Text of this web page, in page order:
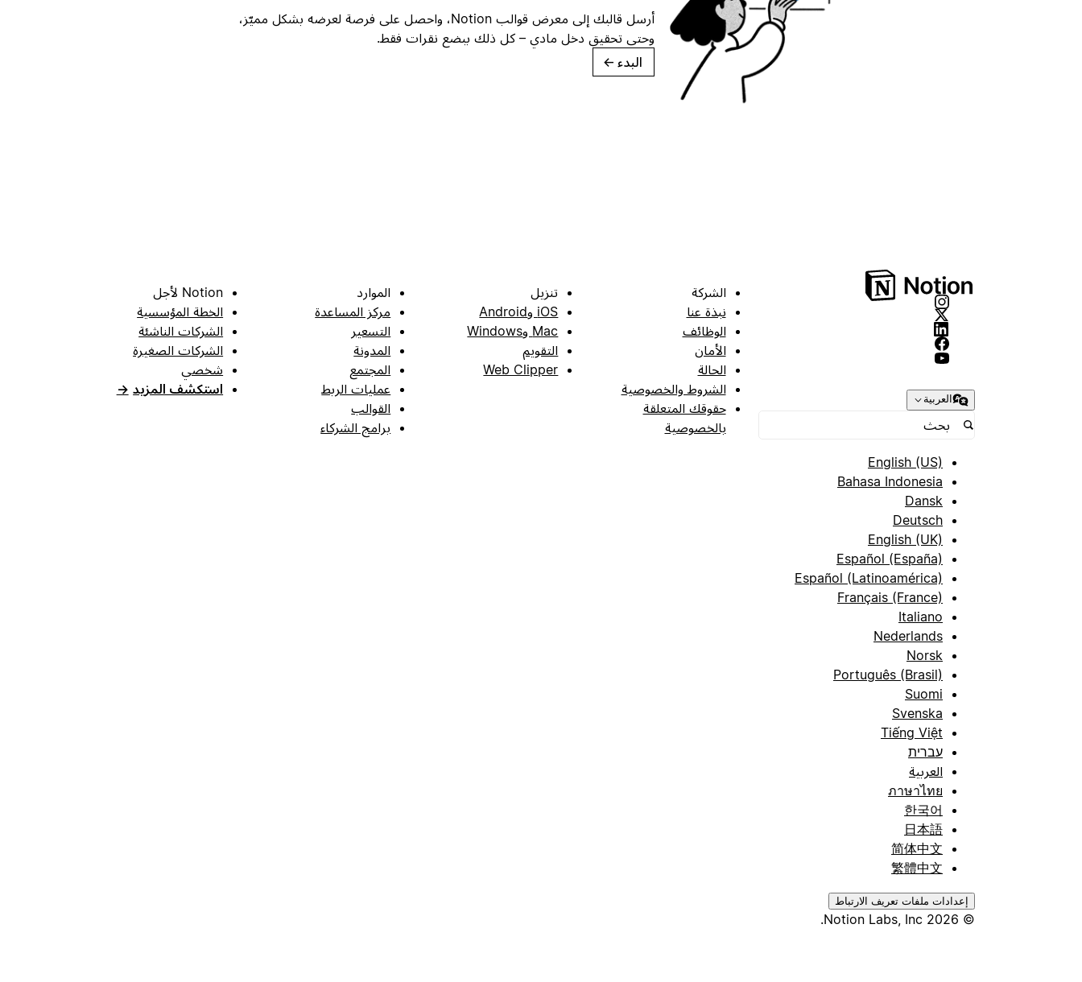
أرسل قالبك إلى معرض قوالب Notion، واحصل على فرصة لعرضه بشكل مميّز،
وحتى تحقيق دخل مادي – كل ذلك ببضع نقرات فقط.
البدء →
العربية
English (US)
Bahasa Indonesia
Dansk
Deutsch
English (UK)
Español (España)
Español (Latinoamérica)
Français (France)
Italiano
Nederlands
Norsk
Português (Brasil)
Suomi
Svenska
Tiếng Việt
עברית
العربية
ภาษาไทย
한국어
日本語
简体中文
繁體中文
إعدادات ملفات تعريف الارتباط
© 2026 Notion Labs, Inc.
الشركة
نبذة عنا
الوظائف
الأمان
الحالة
الشروط والخصوصية
حقوقك المتعلقة
بالخصوصية
تنزيل
iOS وAndroid
Mac وWindows
التقويم
Web Clipper
الموارد
مركز المساعدة
التسعير
المدونة
المجتمع
عمليات الربط
القوالب
برامج الشركاء
Notion لأجل
الخطة المؤسسية
الشركات الناشئة
الشركات الصغيرة
شخصي
استكشف المزيد →